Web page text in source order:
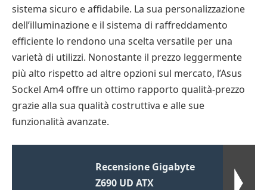
sistema sicuro e affidabile. La sua personalizzazione
dell’illuminazione e il sistema di raffreddamento
efficiente lo rendono una scelta versatile per una
varietà di utilizzi. Nonostante il prezzo leggermente
più alto rispetto ad altre opzioni sul mercato, l’Asus
Sockel Am4 offre un ottimo rapporto qualità-prezzo
grazie alla sua qualità costruttiva e alle sue
funzionalità avanzate.
Recensione Gigabyte
Z690 UD ATX